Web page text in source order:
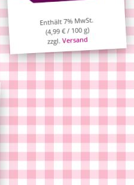
Enthält 7% MwSt.
(4,99€/ 100 g)
zzgl.Versand